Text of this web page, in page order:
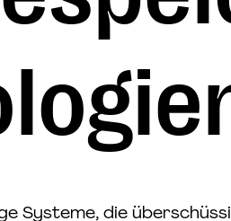
Systeme, die